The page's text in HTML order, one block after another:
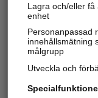
Lagra och/eller få
enhet
Personanpassad
innehållsmätning
målgrupp
Utveckla och